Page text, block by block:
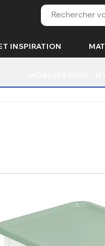
INSPIRATION